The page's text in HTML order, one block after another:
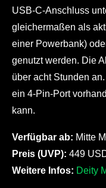
USB-C-Anschluss
gleichermaßen als
einer Powerbank)
genutzt werden. Die
über acht Stunden
ein 4-Pin-Port
kann.
Verfügbar ab: Mitte
Preis (UVP): 449
Weitere Infos: Deity